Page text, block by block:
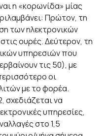
η «κορωνίδα» μίας
Πρώτον, τη
των ηλεκτρονικών
ουρές. Δεύτερον, τη
υπηρεσιών που
τις 50), με
οι
με το φορέα.
σχεδιάζεται να
υπηρεσίες,
στο 1,5